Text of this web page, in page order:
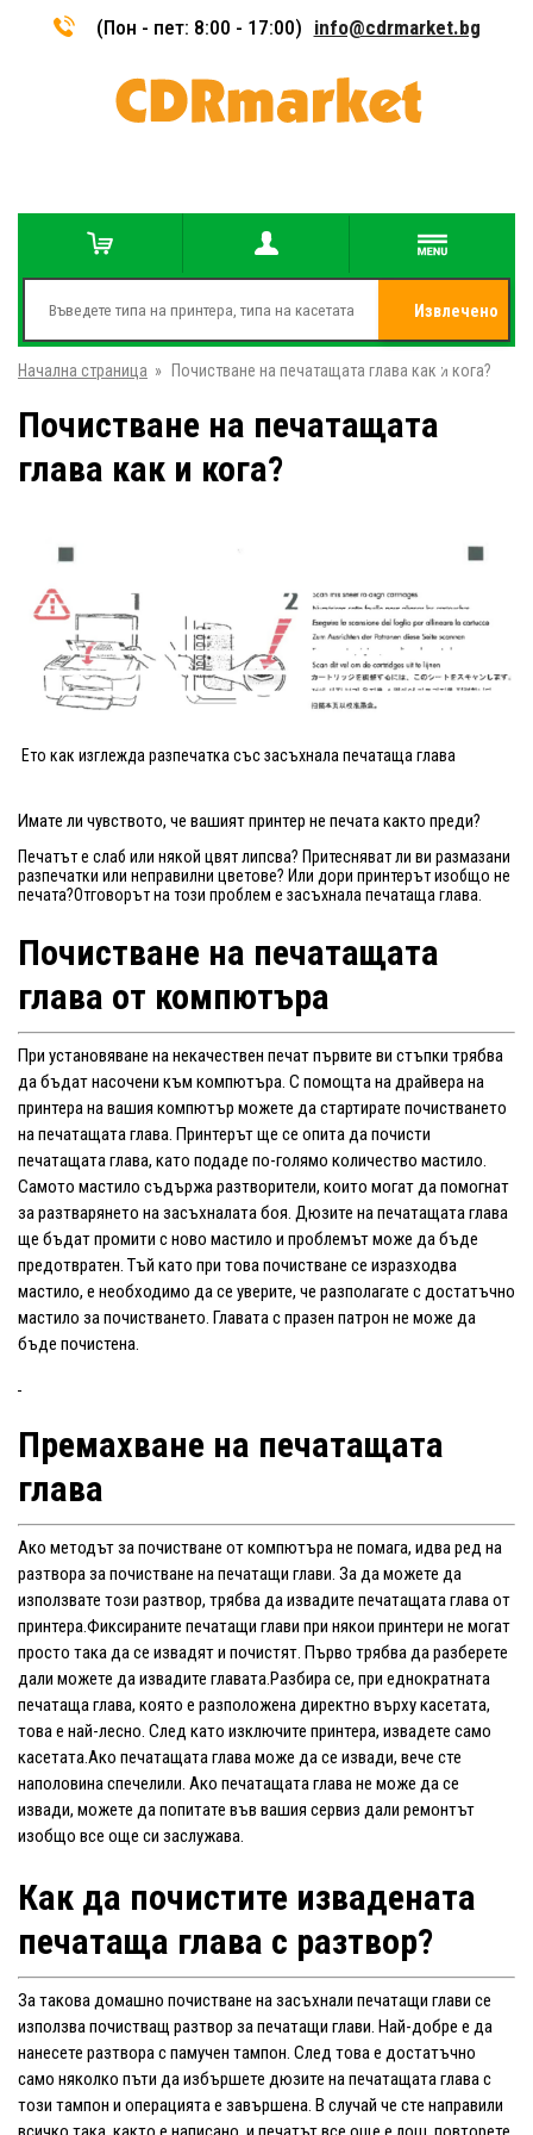
(Пон - пет: 8:00 - 17:00) info@cdrmarket.bg
Извлечено
от
Начална страница » Почистване на печатащата глава как и кога?
Почистване на печатащата
глава как и кога?
Ето как изглежда разпечатка със засъхнала печатаща глава
Имате ли чувството, че вашият принтер не печата както преди?
Печатът е слаб или някой цвят липсва? Притесняват ли ви размазани
разпечатки или неправилни цветове? Или дори принтерът изобщо не
печата?Отговорът на този проблем е засъхнала печатаща глава.
Почистване на печатащата
глава от компютъра
При установяване на некачествен печат първите ви стъпки трябва
да бъдат насочени към компютъра. С помощта на драйвера на
принтера на вашия компютър можете да стартирате почистването
на печатащата глава. Принтерът ще се опита да почисти
печатащата глава, като подаде по-голямо количество мастило.
Самото мастило съдържа разтворители, които могат да помогнат
за разтварянето на засъхналата боя. Дюзите на печатащата глава
ще бъдат промити с ново мастило и проблемът може да бъде
предотвратен. Тъй като при това почистване се изразходва
мастило, е необходимо да се уверите, че разполагате с достатъчно
мастило за почистването. Главата с празен патрон не може да
бъде почистена.
Премахване на печатащата
глава
Ако методът за почистване от компютъра не помага, идва ред на
разтвора за почистване на печатащи глави. За да можете да
използвате този разтвор, трябва да извадите печатащата глава от
принтера.Фиксираните печатащи глави при някои принтери не могат
просто така да се извадят и почистят. Първо трябва да разберете
дали можете да извадите главата.Разбира се, при еднократната
печатаща глава, която е разположена директно върху касетата,
това е най-лесно. След като изключите принтера, извадете само
касетата.Ако печатащата глава може да се извади, вече сте
наполовина спечелили. Ако печатащата глава не може да се
извади, можете да попитате във вашия сервиз дали ремонтът
изобщо все още си заслужава.
Как да почистите извадената
печатаща глава с разтвор?
За такова домашно почистване на засъхнали печатащи глави се
използва почистващ разтвор за печатащи глави. Най-добре е да
нанесете разтвора с памучен тампон. След това е достатъчно
само няколко пъти да избършете дюзите на печатащата глава с
този тампон и операцията е завършена. В случай че сте направили